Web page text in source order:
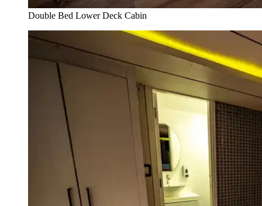
Double Bed Lower Deck Cabin